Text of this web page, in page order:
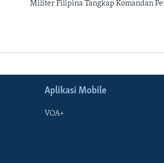
Militer Filipina Tangkap Komandan
Aplikasi Mobile
VOA+